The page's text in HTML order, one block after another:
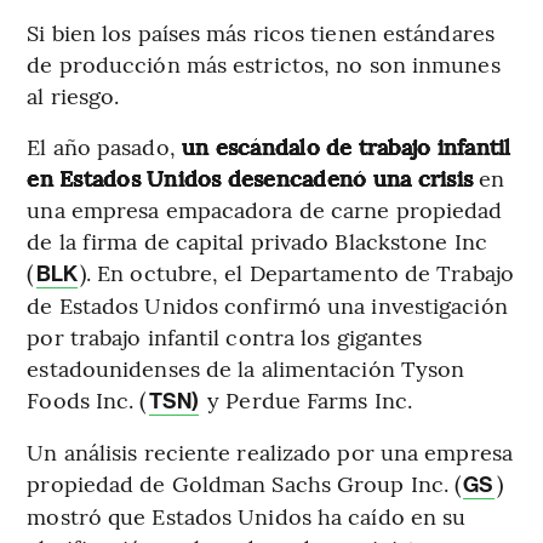
Si bien los países más ricos tienen estándares
de producción más estrictos, no son inmunes
al riesgo.
El año pasado, un escándalo de trabajo infantil
en Estados Unidos desencadenó una crisisen
una empresa empacadora de carne propiedad
de la firma de capital privado Blackstone Inc
(BLK). En octubre, el Departamento de Trabajo
de Estados Unidos confirmó una investigación
por trabajo infantil contra los gigantes
estadounidenses de la alimentación Tyson
Foods Inc. (TSN) y Perdue Farms Inc.
Un análisis reciente realizado por una empresa
propiedad de Goldman Sachs Group Inc. (GS)
mostró que Estados Unidos ha caído en su